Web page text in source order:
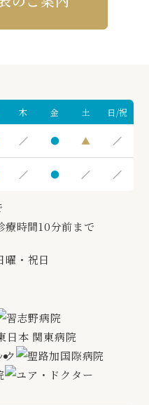
木 金 土 日/祝
／ ● ▲ ／
／ ● ／ ／
時間10分前まで
曜・祝日